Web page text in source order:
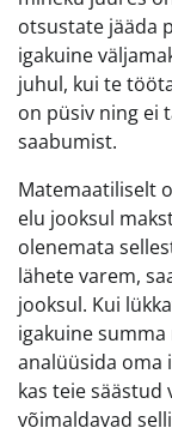
otsustate jääda
igakuine
juhul, kui te
on püsiv ning ei
saabumist.
Matemaatiliselt
elu jooksul
olenemata
lähete varem,
jooksul. Kui
igakuine
analüüsida oma
kas teie säästud
võimaldavad